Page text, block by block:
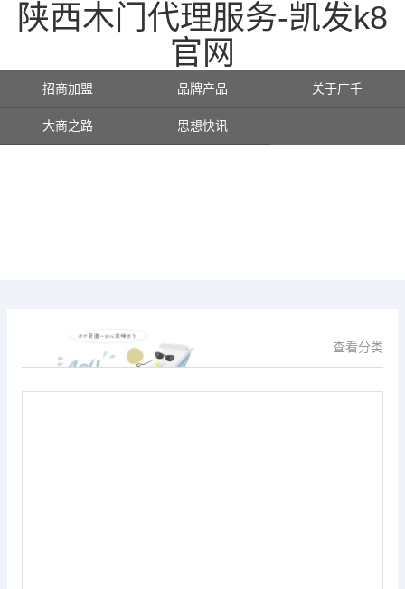
陕西木门代理服务-凯发k8
官网
招商加盟 品牌产品 关于广千
大商之路 思想快讯
查看分类